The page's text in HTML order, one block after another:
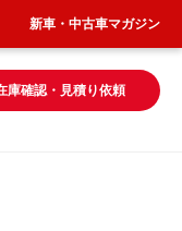
庫確認・見積り依頼
新車・中古車マガジン